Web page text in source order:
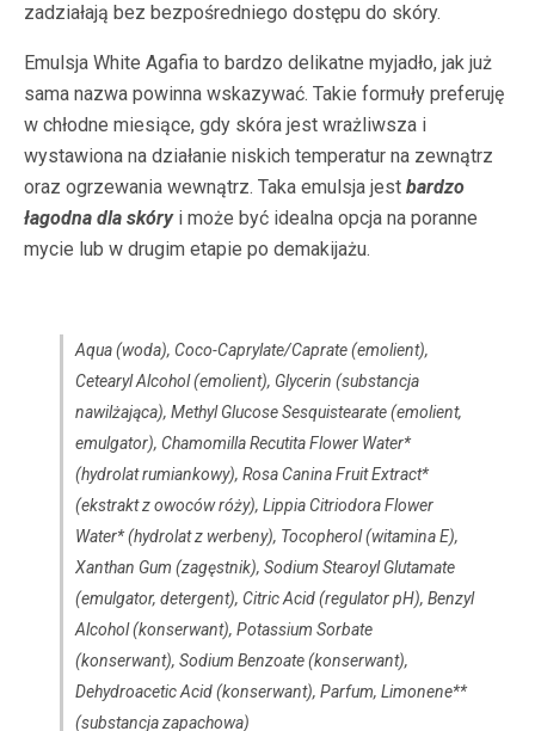
zadziałają bez bezpośredniego dostępu do skóry.
Emulsja White Agafia to bardzo delikatne myjadło, jak już
sama nazwa powinna wskazywać. Takie formuły preferuję
w chłodne miesiące, gdy skóra jest wrażliwsza i
wystawiona na działanie niskich temperatur na zewnątrz
oraz ogrzewania wewnątrz. Taka emulsja jest bardzo
łagodna dla skóryi może być idealna opcja na poranne
mycie lub w drugim etapie po demakijażu.
Aqua (woda), Coco-Caprylate/Caprate (emolient),
Cetearyl Alcohol (emolient), Glycerin (substancja
nawilżająca), Methyl Glucose Sesquistearate (emolient,
emulgator), Chamomilla Recutita Flower Water*
(hydrolat rumiankowy), Rosa Canina Fruit Extract*
(ekstrakt z owoców róży), Lippia Citriodora Flower
Water* (hydrolat z werbeny), Tocopherol (witamina E),
Xanthan Gum (zagęstnik), Sodium Stearoyl Glutamate
(emulgator, detergent), Citric Acid (regulator pH), Benzyl
Alcohol (konserwant), Potassium Sorbate
(konserwant), Sodium Benzoate (konserwant),
Dehydroacetic Acid (konserwant), Parfum, Limonene**
(substancja zapachowa)